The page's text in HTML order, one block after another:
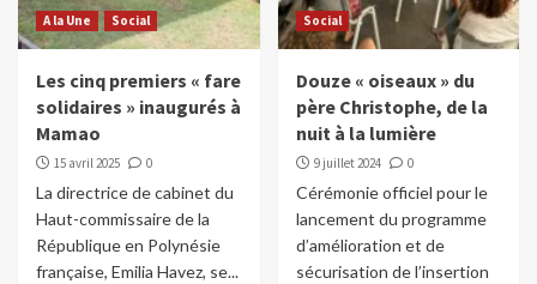
A la Une Social
Les cinq premiers « fare
solidaires » inaugurés à
Mamao
15 avril 2025 0
La directrice de cabinet du
Haut-commissaire de la
République en Polynésie
française, Emilia Havez, se...
Social
Douze « oiseaux » du
père Christophe, de la
nuit à la lumière
9 juillet 2024 0
Cérémonie officiel pour le
lancement du programme
d’amélioration et de
sécurisation de l’insertion